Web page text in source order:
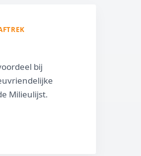
bij
Milieulijst.